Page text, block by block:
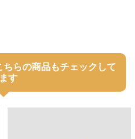
らの商品もチェックして
す